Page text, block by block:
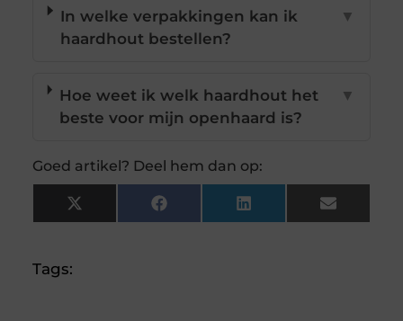
In welke verpakkingen kan ik
haardhout bestellen?
▼
Hoe weet ik welk haardhout het
beste voor mijn openhaard is?
▼
Goed artikel? Deel hem dan op:
X
(Twitter)
Facebook LinkedIn Email
Tags: